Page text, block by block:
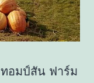
ทอมป์สัน ฟาร์ม